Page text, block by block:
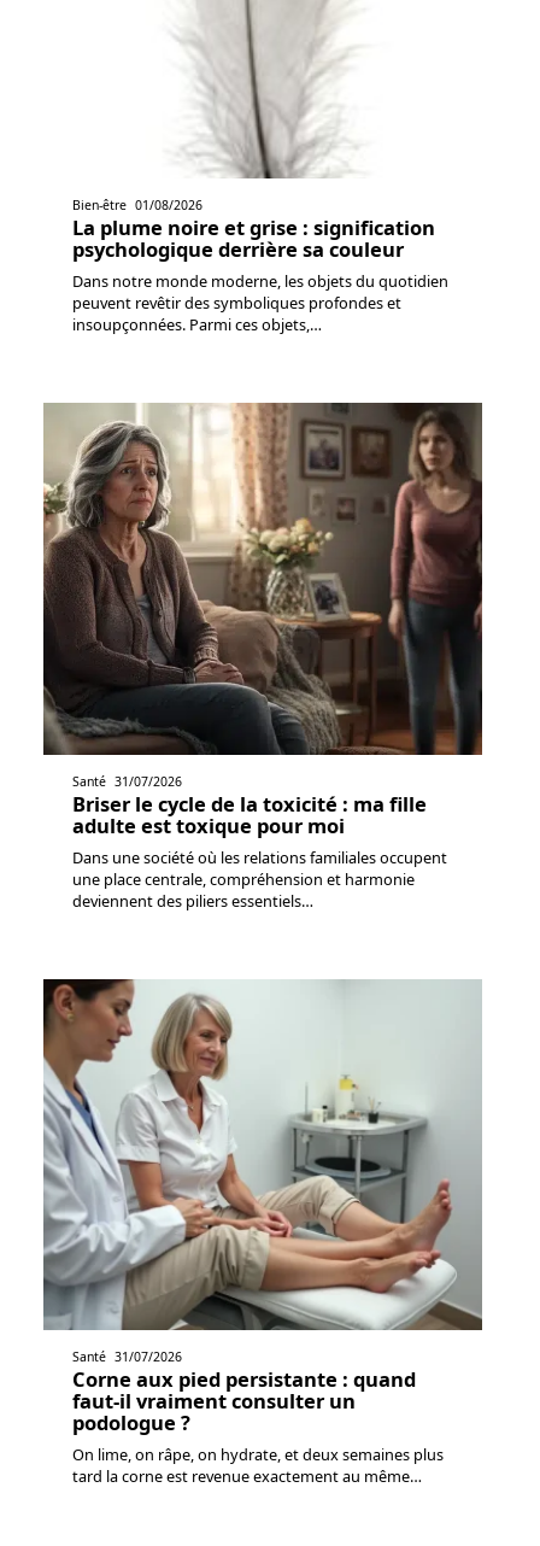
Bien-être 01/08/2026
La plume noire et grise : signification
psychologique derrière sa couleur
Dans notre monde moderne, les objets du quotidien
peuvent revêtir des symboliques profondes et
insoupçonnées. Parmi ces objets,…
Santé 31/07/2026
Briser le cycle de la toxicité : ma fille
adulte est toxique pour moi
Dans une société où les relations familiales occupent
une place centrale, compréhension et harmonie
deviennent des piliers essentiels…
Santé 31/07/2026
Corne aux pied persistante : quand
faut-il vraiment consulter un
podologue ?
On lime, on râpe, on hydrate, et deux semaines plus
tard la corne est revenue exactement au même…